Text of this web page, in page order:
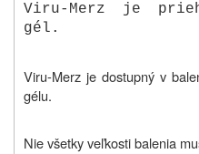
Viru-Merz je
gél.
Viru-Merz je dostupný v
gélu.
Nie všetky veľkosti balenia